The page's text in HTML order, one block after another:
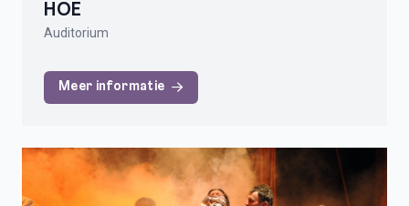
HOE
Auditorium
Meer informatie